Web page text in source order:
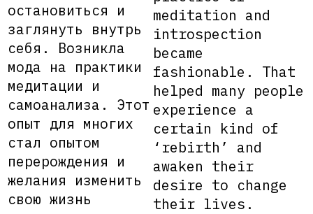
остановиться и
заглянуть внутрь
себя. Возникла
мода на практики
медитации и
самоанализа. Этот
опыт для многих
стал опытом
перерождения и
желания изменить
свою жизнь
meditation and
introspection
became
fashionable. That
helped many people
experience a
certain kind of
‘rebirth’ and
awaken their
desire to change
their lives.